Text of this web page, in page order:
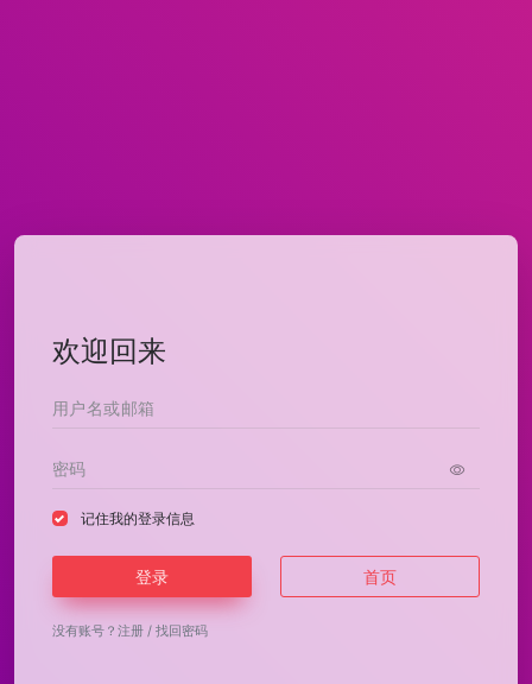
欢迎回来
记住我的登录信息
登录 首页
没有账号？ 注册 / 找回密码